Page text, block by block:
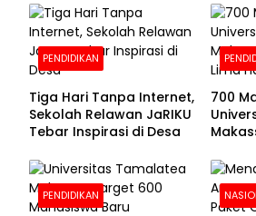
Pendaftaran Segera
Dibuka
PENDIDIKAN
Tiga Hari Tanpa Internet,
Sekolah Relawan JaRIKU
Tebar Inspirasi di Desa
700
PENDIDIKAN